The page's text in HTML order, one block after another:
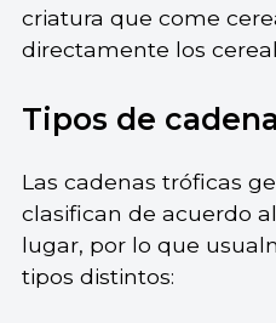
criatura que come
directamente los
Tipos de
Las cadenas tróficas
clasifican de acuerdo
lugar, por lo que
tipos distintos: